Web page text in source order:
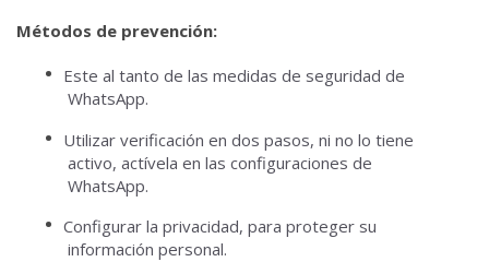
Métodos de prevención:
Este al tanto de las medidas de seguridad de
WhatsApp.
Utilizar verificación en dos pasos, ni no lo tiene
activo, actívela en las configuraciones de
WhatsApp.
Configurar la privacidad, para proteger su
información personal.